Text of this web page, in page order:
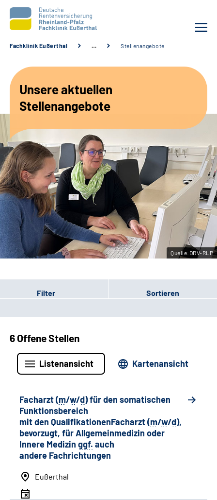
Unsere Angebote
Karriere
Beratungsstellen &
Zuweisende
Suche
Leichte Sprache
Gebärdensprache
Fachklinik Eußerthal … Stellenangebote
Unsere aktuellen
Stellenangebote
Quelle:DRV-RLP
Filter Sortieren
6 Offene Stellen
Listenansicht Kartenansicht
Facharzt (m/w/d) für den somatischen
Funktionsbereich
mit den QualifikationenFacharzt (m/w/d),
bevorzugt, für Allgemeinmedizin oder
Innere Medizin ggf. auch
andere Fachrichtungen
Eußerthal